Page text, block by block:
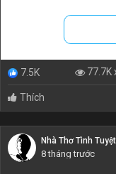
7.5K 77.7K
Thích
Nhà Thơ Tình
8 tháng trước